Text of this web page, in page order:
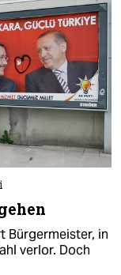
Bürgermeister, in
verlor. Doch